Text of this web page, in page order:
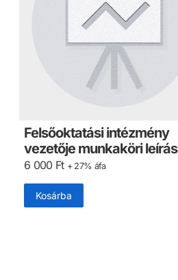
Felsőoktatási intézmény
vezetője munkaköri leírás
6 000 Ft + 27% áfa
Kosárba